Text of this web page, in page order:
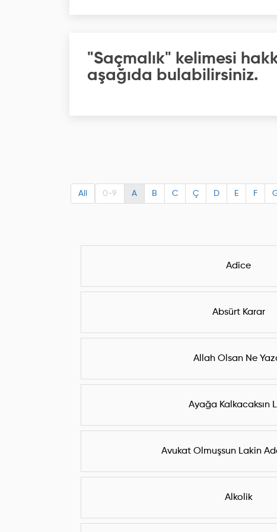
"Saçmalık" kelimesi
aşağıda bulabilirsiniz.
All 0-9 A B C Ç D E F
Adice
Absürt Karar
Allah Olsan Ne
Ayağa Kalkacaksın
Avukat Olmuşsun Lakin
Alkolik